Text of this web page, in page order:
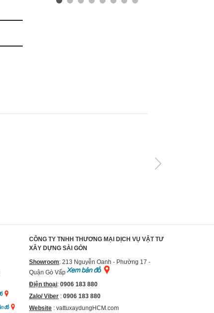
CÔNG TY TNHH THƯƠNG MẠI DỊCH VỤ VẬT TƯ
XÂY DỰNG SÀI GÒN
Showroom: 213 Nguyễn Oanh - Phường 17 -
Quận Gò Vấp
Điện thoại: 0906 183 880
Zalo/ Viber : 0906 183 880
Website : vattuxaydungHCM.com